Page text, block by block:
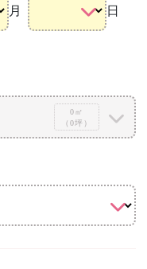
月 日
0㎡
（0坪）